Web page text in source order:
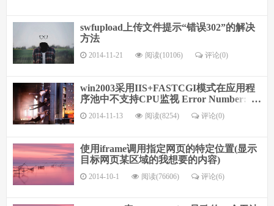
swfupload上传文件提示“错误302”的解决
方法
2014-11-21 阅读(10106) 评论(0)
win2003采用IIS+FASTCGI模式在应用程
序池中不支持CPU监视 Error Number: 5
(0×80070005)
2014-11-13 阅读(8254) 评论(0)
使用iframe调用指定网页的特定位置(显示
目标网页某区域的我想要的内容)
2014-10-1 阅读(76606) 评论(6)